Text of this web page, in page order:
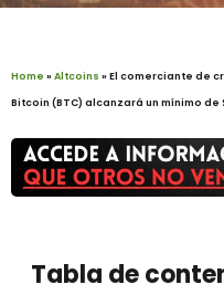
Home »Altcoins »El comerciante de
Bitcoin (BTC) alcanzará un mínimo de
Tabla de